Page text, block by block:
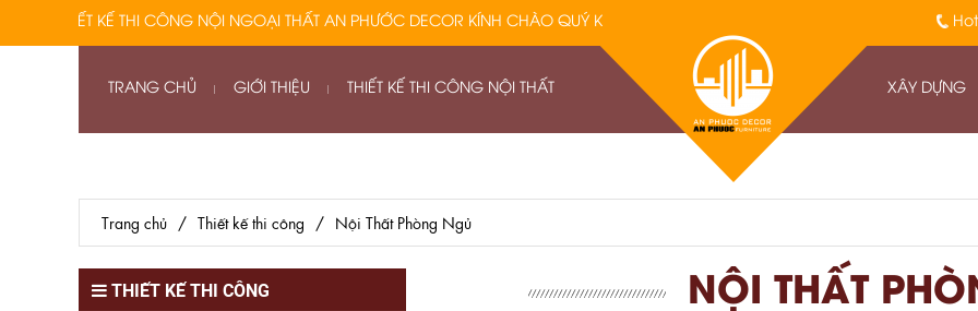
KẾ THI CÔNG NỘI NGOẠI THẤT AN PHƯỚC DECOR KÍNH CHÀO QUÝ KHÁCH, CÁM ƠN QUÝ KHÁCH ĐÃ ĐỒNG HÀNH VỚI AN PHƯỚC
TRANG CHỦ GIỚI THIỆU THIẾT KẾ THI CÔNG NỘI THẤT XÂY DỰNG
Trang chủ / Thiết kế thi công / Nội Thất Phòng Ngủ
THIẾT KẾ THI CÔNG NỘI THẤT